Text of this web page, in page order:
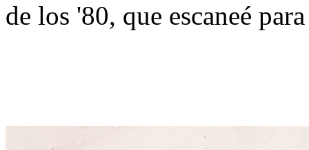
de los '80, que escaneé